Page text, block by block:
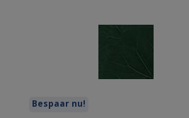
Bespaar nu!